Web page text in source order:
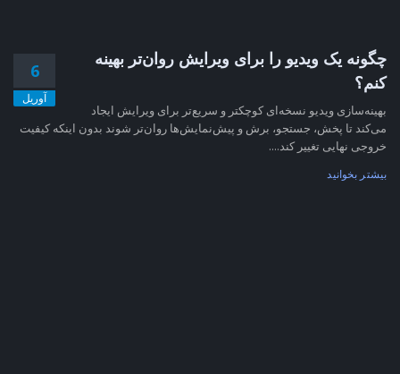
6
آوریل
چگونه یک ویدیو را برای ویرایش روان‌تر بهینه
کنم؟
بهینه‌سازی ویدیو نسخه‌ای کوچکتر و سریع‌تر برای ویرایش ایجاد
می‌کند تا پخش، جستجو، برش و پیش‌نمایش‌ها روان‌تر شوند بدون اینکه کیفیت
خروجی نهایی تغییر کند....
بیشتر بخوانید